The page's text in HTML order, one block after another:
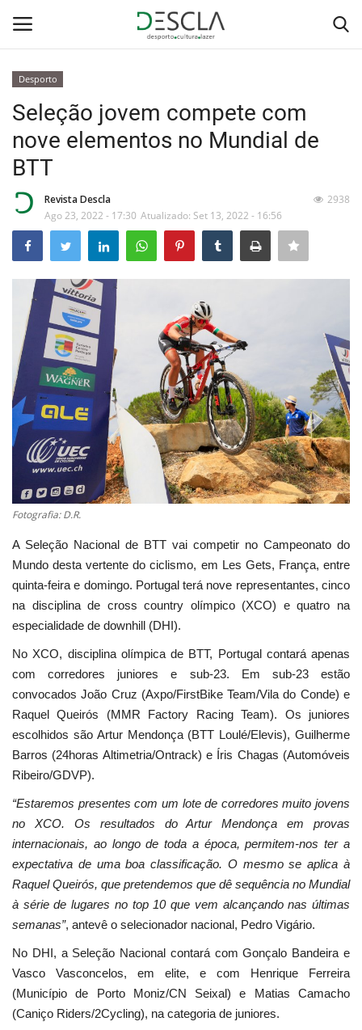
Home
Desporto
Sobre Nós
Educação
Estatuto Editorial
Saúde
Ficha técnica
Cultura
Lazer
Ambiente
Desporto
Seleção jovem compete com
nove elementos no Mundial de
BTT
Revista Descla
Ago 23, 2022 - 17:30 Atualizado: Set 13, 2022 - 16:56
2938
Fotografia: D.R.
A Seleção Nacional de BTT vai competir no Campeonato do
Mundo desta vertente do ciclismo, em Les Gets, França, entre
quinta-feira e domingo. Portugal terá nove representantes, cinco
na disciplina de cross country olímpico (XCO) e quatro na
especialidade de downhill (DHI).
No XCO, disciplina olímpica de BTT, Portugal contará apenas
com corredores juniores e sub-23. Em sub-23 estão
convocados João Cruz (Axpo/FirstBike Team/Vila do Conde) e
Raquel Queirós (MMR Factory Racing Team). Os juniores
escolhidos são Artur Mendonça (BTT Loulé/Elevis), Guilherme
Barros (24horas Altimetria/Ontrack) e Íris Chagas (Automóveis
Ribeiro/GDVP).
“Estaremos presentes com um lote de corredores muito jovens
no XCO. Os resultados do Artur Mendonça em provas
internacionais, ao longo de toda a época, permitem-nos ter a
expectativa de uma boa classificação. O mesmo se aplica à
Raquel Queirós, que pretendemos que dê sequência no Mundial
à série de lugares no top 10 que vem alcançando nas últimas
semanas”, antevê o selecionador nacional, Pedro Vigário.
No DHI, a Seleção Nacional contará com Gonçalo Bandeira e
Vasco Vasconcelos, em elite, e com Henrique Ferreira
(Município de Porto Moniz/CN Seixal) e Matias Camacho
(Caniço Riders/2Cycling), na categoria de juniores.